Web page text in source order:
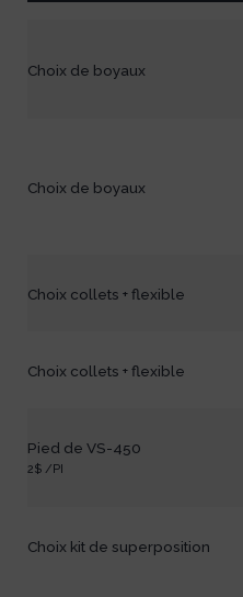
Choix de boyaux
Choix de boyaux
Choix collets + flexible
Choix collets + flexible
Pied de VS-450
2$ /PI
Choix kit de superposition